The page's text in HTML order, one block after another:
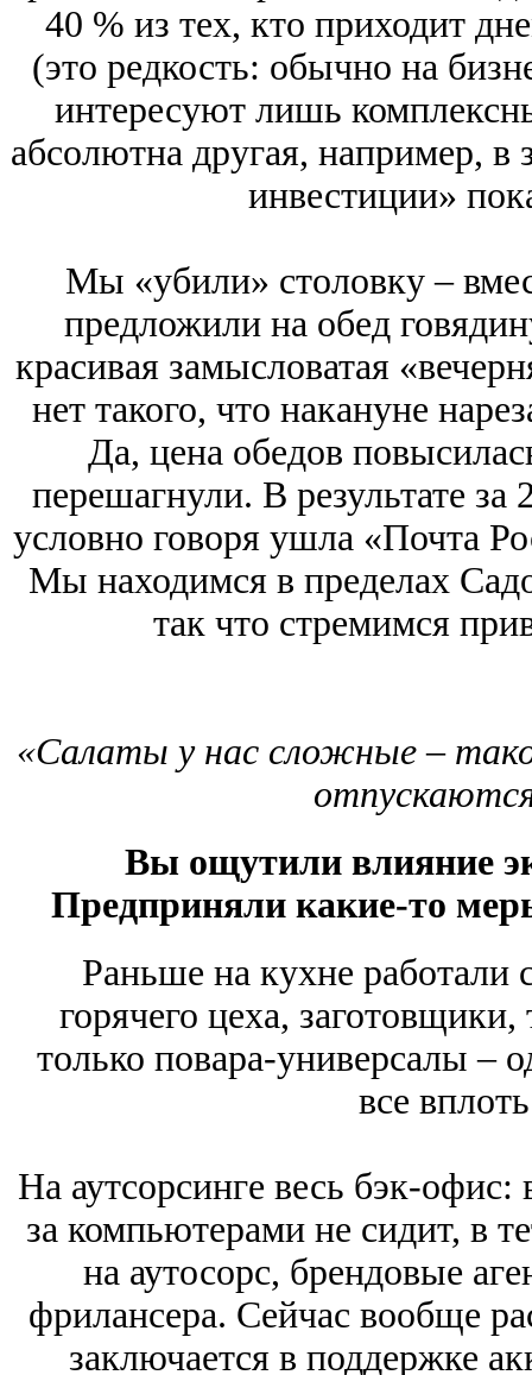
40 % из тех, кто приходит
(это редкость: обычно на
интересуют лишь
абсолютна другая, например, в
инвестиции»
Мы «убили» столовку –
предложили на обед
красивая замысловатая
нет такого, что накануне
Да, цена обедов
перешагнули. В результате за
условно говоря ушла «Почта
Мы находимся в пределах
так что стремимся
«Салаты у нас сложные –
Вы ощутили влияние
Предприняли какие-то
Раньше на кухне работали
горячего цеха,
только повара-универсалы –
все
На аутсорсинге весь бэк-офис:
за компьютерами не сидит, в
на аутосорс, брендовые
фрилансера. Сейчас вообще
заключается в поддержке